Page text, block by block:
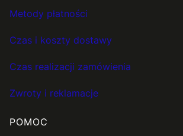
Metody płatności
Czas i koszty dostawy
Czas realizacji zamówienia
Zwroty i reklamacje
POMOC